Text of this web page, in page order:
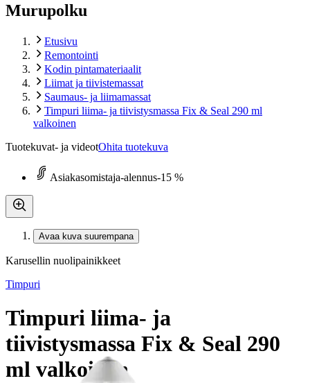
Murupolku
Etusivu
Remontointi
Kodin pintamateriaalit
Liimat ja tiivistemassat
Saumaus- ja liimamassat
Timpuri liima- ja tiivistysmassa Fix & Seal 290 ml
valkoinen
Tuotekuvat- ja videotOhita tuotekuva
Asiakasomistaja-alennus-15 %
Avaa kuva suurempana
Karusellin nuolipainikkeet
Timpuri
Timpuri liima- ja
tiivistysmassa Fix & Seal 290
ml valkoinen